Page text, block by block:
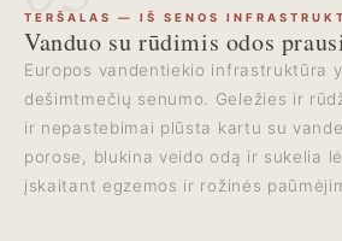
TERŠALAS — IŠ SENOS
Vanduo su rūdimis odos
Europos vandentiekio infrastruktūra
dešimtmečių senumo. Geležies ir
ir nepastebimai plūsta kartu su
porose, blukina veido odą ir sukelia
įskaitant egzemos ir rožinės